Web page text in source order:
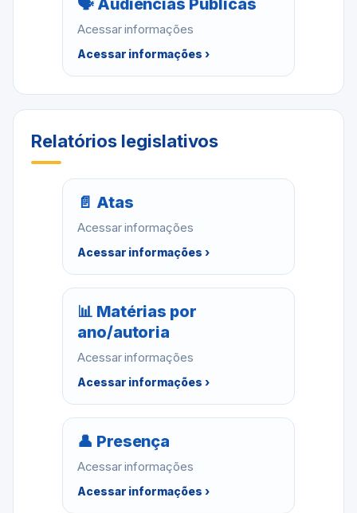
🗣 Audiências Públicas
Acessar informações
Acessar informações ›
Relatórios legislativos
📄 Atas
Acessar informações
Acessar informações ›
📊 Matérias por
ano/autoria
Acessar informações
Acessar informações ›
👤 Presença
Acessar informações
Acessar informações ›